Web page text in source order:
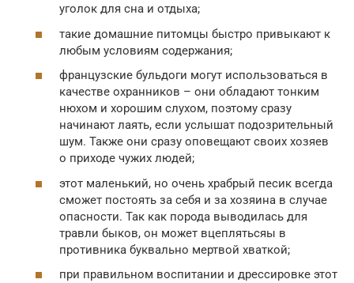
уголок для сна и отдыха;
такие домашние питомцы быстро привыкают к
любым условиям содержания;
французские бульдоги могут использоваться в
качестве охранников – они обладают тонким
нюхом и хорошим слухом, поэтому сразу
начинают лаять, если услышат подозрительный
шум. Также они сразу оповещают своих хозяев
о приходе чужих людей;
этот маленький, но очень храбрый песик всегда
сможет постоять за себя и за хозяина в случае
опасности. Так как порода выводилась для
травли быков, он может вцеплятьсяы в
противника буквально мертвой хваткой;
при правильном воспитании и дрессировке этот